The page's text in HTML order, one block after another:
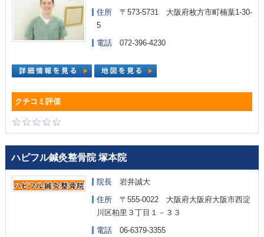
住所〒573-5731 大阪府枚方市町楠葉1-30-
5
電話072-396-4230
ハピフル鍼灸整骨院 塚本院
院長岩井誠大
住所〒555-0022 大阪府大阪府大阪市西淀
川区柏里３丁目１－３３
電話06-6379-3355